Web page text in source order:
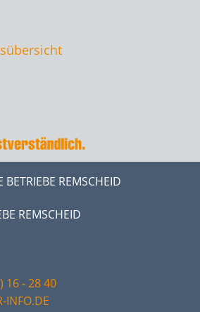
REMSCHEID
REMSCHEID
16 - 28 40
INFO.DE